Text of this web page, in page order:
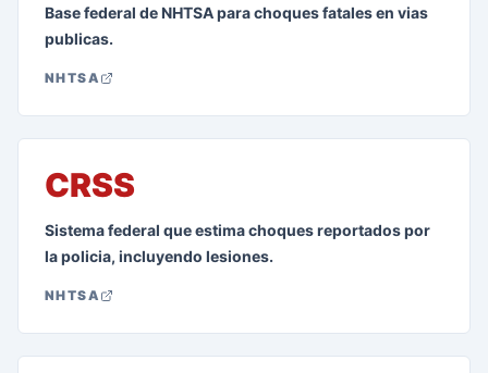
Base federal de NHTSA para choques fatales en vias
publicas.
NHTSA
CRSS
Sistema federal que estima choques reportados por
la policia, incluyendo lesiones.
NHTSA